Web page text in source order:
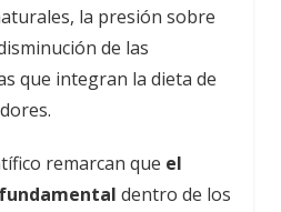
la presión sobre
de las
que integran la dieta de
remarcan que el
dentro de los